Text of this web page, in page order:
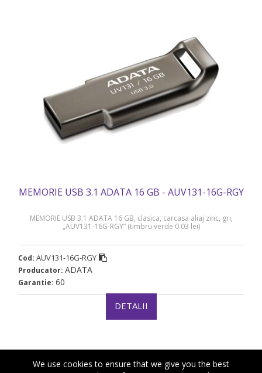
MEMORIE USB 3.1 ADATA 16 GB - AUV131-16G-RGY
MEMORIE USB 3.1 ADATA 16 GB, clasica, carcasa aliaj zinc, gri,
„AUV131-16G-RGY” (timbru verde 0.03 lei)
Cod: AUV131-16G-RGY
Producator: ADATA
Garantie: 60
DETALII
We use cookies to ensure that we give you the best